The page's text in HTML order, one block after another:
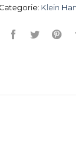
Categorie: Klein